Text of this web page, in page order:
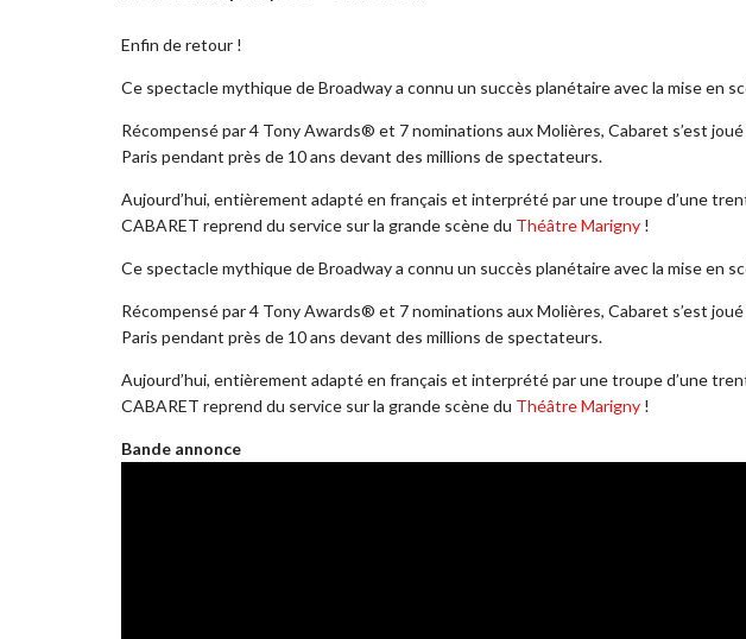
Enfin de retour !
Ce spectacle mythique de Broadway a connu un succès planétaire avec la mise en
Récompensé par 4 Tony Awards® et 7 nominations aux Molières, Cabaret s’est
Paris pendant près de 10 ans devant des millions de spectateurs.
Aujourd’hui, entièrement adapté en français et interprété par une troupe d’une
CABARET reprend du service sur la grande scène du Théâtre Marigny !
Ce spectacle mythique de Broadway a connu un succès planétaire avec la mise en
Récompensé par 4 Tony Awards® et 7 nominations aux Molières, Cabaret s’est
Paris pendant près de 10 ans devant des millions de spectateurs.
Aujourd’hui, entièrement adapté en français et interprété par une troupe d’une
CABARET reprend du service sur la grande scène du Théâtre Marigny !
Bande annonce